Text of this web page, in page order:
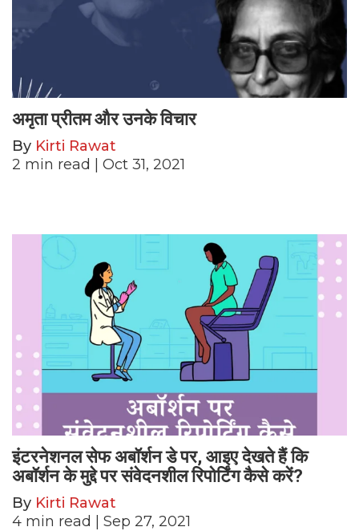
अमृता प्रीतम और उनके विचार
By Kirti Rawat
2 min read | Oct 31, 2021
इंटरनेशनल सेफ अबॉर्शन डे पर, आइए देखते हैं कि
अबॉर्शन के मुद्दे पर संवेदनशील रिपोर्टिंग कैसे करें?
By Kirti Rawat
4 min read | Sep 27, 2021